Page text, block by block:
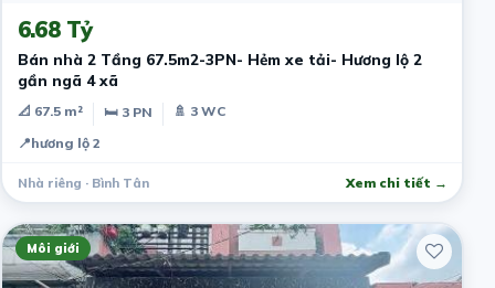
6.68 Tỷ
Bán nhà 2 Tầng 67.5m2-3PN- Hẻm xe tải- Hương lộ 2
gần ngã 4 xã
📐 67.5 m² 🛏 3 PN
🚿 3 WC
📍hương lộ 2
Nhà riêng · Bình Tân Xem chi tiết →
Môi giới